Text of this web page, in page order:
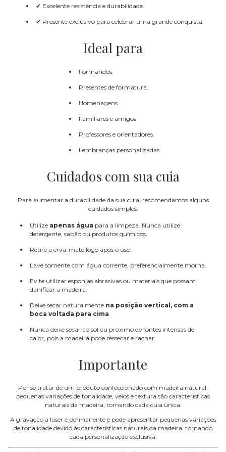
✔ Excelente resistência e durabilidade.
✔ Presente exclusivo para celebrar uma grande conquista.
Ideal para
Formandos.
Presentes de formatura.
Homenagens.
Familiares e amigos.
Professores e orientadores.
Lembranças personalizadas.
Cuidados com sua cuia
Para aumentar a durabilidade da sua cuia, recomendamos alguns
cuidados simples:
Utilize apenas água para a limpeza. Nunca utilize
detergente, sabão ou produtos químicos.
Retire a erva-mate logo após o uso.
Lave somente com água corrente, preferencialmente morna.
Evite utilizar esponjas abrasivas ou materiais que possam
danificar a madeira.
Deixe secar naturalmente na posição vertical, com a
boca voltada para cima
Nunca deixe secar ao sol ou próximo de fontes intensas de
calor, pois a madeira pode ressecar e rachar.
Importante
Por se tratar de um produto confeccionado com madeira natural,
pequenas variações de tonalidade, veios e textura são características
naturais da madeira, tornando cada cuia única.
A gravação a laser é permanente e pode apresentar pequenas variações
de tonalidade devido às características naturais da madeira, tornando
cada personalização exclusiva.